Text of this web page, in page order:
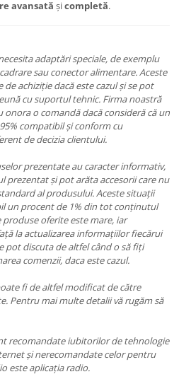
avansată șicompletă.
adaptări speciale, de exemplu
sau conector alimentare. Aceste
achiziție dacă este cazul și se pot
cu suportul tehnic. Firma noastră
onora o comandă dacă consideră că un
compatibil și conform cu
de decizia clientului.
prezentate au caracter informativ,
prezentat și pot arăta accesorii care nu
al produsului. Aceste situații
un procent de 1% din tot conținutul
oferite este mare, iar
la actualizarea informațiilor fiecărui
pot discuta de altfel când o să fiți
comenzii, daca este cazul.
fi de altfel modificat de către
Pentru mai multe detalii vă rugăm să
recomandate iubitorilor de tehnologie
și nerecomandate celor pentru
este aplicația radio.